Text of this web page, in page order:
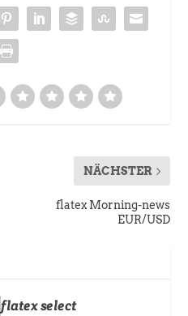
NÄCHSTER
flatex Morning-news
EUR/USD
flatex select